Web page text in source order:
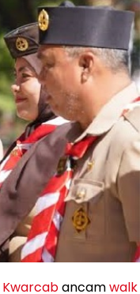
Kwarcabancamwalk